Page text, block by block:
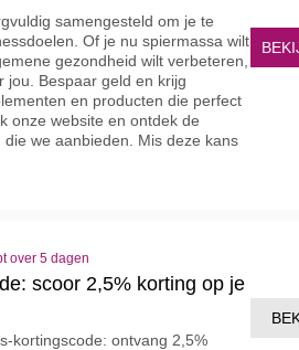
samengesteld om je te
Of je nu spiermassa wilt
gezondheid wilt verbeteren,
jou. Bespaar geld en krijg
en producten die perfect
onze website en ontdek de
we aanbieden. Mis deze kans
over 5 dagen
scoor 2,5% korting op je
kortingscode: ontvang 2,5%